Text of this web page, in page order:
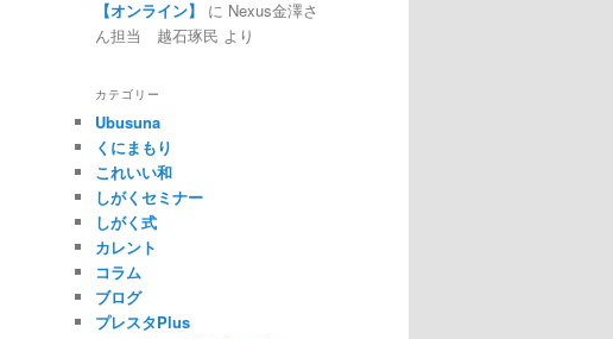
【オンライン】
に Nexus金澤さ
ん担当 越石琢民 より
カテゴリー
Ubusuna
くにまもり
これいい和
しがくセミナー
しがく式
カレント
コラム
ブログ
プレスタPlus